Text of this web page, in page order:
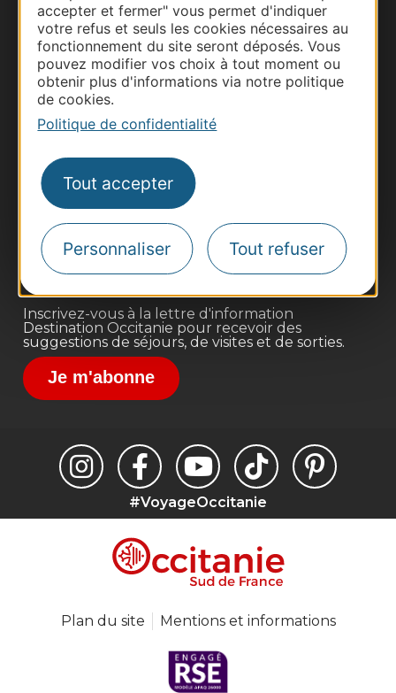
accepter et fermer" vous permet d'indiquer
votre refus et seuls les cookies nécessaires au
fonctionnement du site seront déposés. Vous
pouvez modifier vos choix à tout moment ou
obtenir plus d'informations via notre politique
de cookies.
Politique de confidentialité
Tout accepter
Personnaliser Tout refuser
Business/Mice
Pros d'Occitanie
Site presse et d'influence
Voyagistes
Destination Sport
Inscrivez-vous à la lettre d'information
Destination Occitanie pour recevoir des
suggestions de séjours, de visites et de sorties.
Je m'abonne
#VoyageOccitanie
Plan du site Mentions et informations